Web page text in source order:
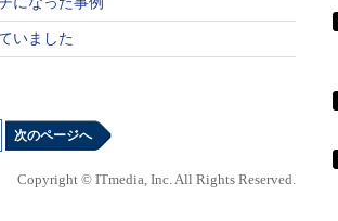
いました
次のページへ
Copyright © ITmedia, Inc. All Rights Reserved.